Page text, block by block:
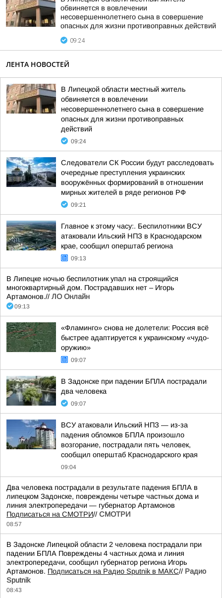
обвиняется в вовлечении
несовершеннолетнего сына в совершение
опасных для жизни противоправных действий
09:24
ЛЕНТА НОВОСТЕЙ
В Липецкой области местный житель
обвиняется в вовлечении
несовершеннолетнего сына в совершение
опасных для жизни противоправных
действий
09:24
Следователи СК России будут расследовать
очередные преступления украинских
вооружённых формирований в отношении
мирных жителей в ряде регионов РФ
09:21
Главное к этому часу:. Беспилотники ВСУ
атаковали Ильский НПЗ в Краснодарском
крае, сообщил оперштаб региона
09:13
В Липецке ночью беспилотник упал на строящийся
многоквартирный дом. Пострадавших нет – Игорь
Артамонов.// ЛО Онлайн
09:13
«Фламинго» снова не долетели: Россия всё
быстрее адаптируется к украинскому «чудо-
оружию»
09:07
В Задонске при падении БПЛА пострадали
два человека
09:07
ВСУ атаковали Ильский НПЗ — из-за
падения обломков БПЛА произошло
возгорание, пострадали пять человек,
сообщил оперштаб Краснодарского края
09:04
Два человека пострадали в результате падения БПЛА в
липецком Задонске, повреждены четыре частных дома и
линия электропередачи — губернатор Артамонов
Подписаться на СМОТРИ// СМОТРИ
08:57
В Задонске Липецкой области 2 человека пострадали при
падении БПЛА Повреждены 4 частных дома и линия
электропередачи, сообщил губернатор региона Игорь
Артамонов. Подписаться на Радио Sputnik в МАКС// Радио
Sputnik
08:43